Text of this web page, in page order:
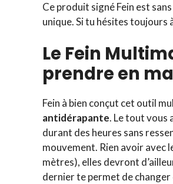
Ce produit signé Fein est
unique. Si tu hésites toujours
Le Fein
prendre en
Fein à bien conçut cet outil
antidérapante. Le tout vous
durant des heures sans
mouvement. Rien avoir avec
mètres), elles devront
dernier te permet de changer